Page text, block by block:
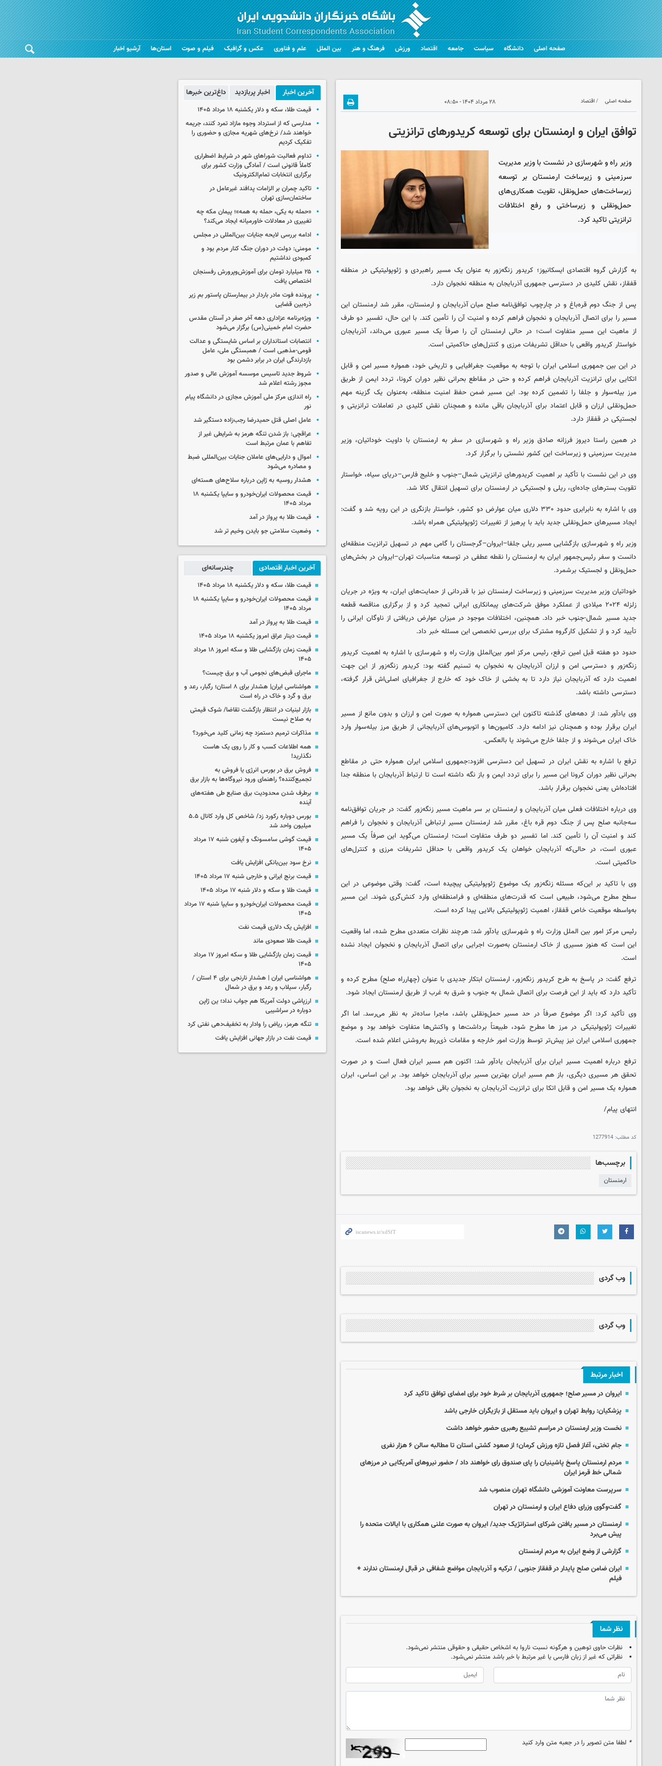
صفحه اصلی دانشگاه سیاست جامعه اقتصاد ورزش فرهنگ و هنر بین الملل علم و فناوری عکس و گرافیک فیلم و صوت استان‌ها آرشیو اخبار
صفحه اصلی اقتصاد ۲۸ مرداد ۱۴۰۴ - ۰۸:۵۰
توافق ایران و ارمنستان برای توسعه کریدورهای ترانزیتی
وزیر راه و شهرسازی در نشست با وزیر مدیریت
سرزمینی و زیرساخت ارمنستان بر توسعه
زیرساخت‌های حمل‌ونقل، تقویت همکاری‌های
حمل‌ونقلی و زیرساختی و رفع اختلافات
ترانزیتی تاکید کرد.
به گزارش گروه اقتصادیایسکانیوز؛ کریدور زنگه‌زور به عنوان یک مسیر راهبردی و ژئوپولیتیکی در منطقه
قفقاز، نقش کلیدی در دسترسی جمهوری آذربایجان به منطقه نخجوان دارد.
پس از جنگ دوم قره‌باغ و در چارچوب توافق‌نامه صلح میان آذربایجان و ارمنستان، مقرر شد ارمنستان این
مسیر را برای اتصال آذربایجان و نخجوان فراهم کرده و امنیت آن را تأمین کند. با این حال، تفسیر دو طرف
از ماهیت این مسیر متفاوت است؛ در حالی ارمنستان آن را صرفاً یک مسیر عبوری می‌داند، آذربایجان
خواستار کریدور واقعی با حداقل تشریفات مرزی و کنترل‌های حاکمیتی است.
در این بین جمهوری اسلامی ایران با توجه به موقعیت جغرافیایی و تاریخی خود، همواره مسیر امن و قابل
اتکایی برای ترانزیت آذربایجان فراهم کرده و حتی در مقاطع بحرانی نظیر دوران کرونا، تردد ایمن از طریق
مرز بیله‌سوار و جلفا را تضمین کرده بود. این مسیر ضمن حفظ امنیت منطقه، به‌عنوان یک گزینه مهم
حمل‌ونقلی ارزان و قابل اعتماد برای آذربایجان باقی مانده و همچنان نقش کلیدی در تعاملات ترانزیتی و
لجستیکی در قفقاز دارد.
در همین راستا دیروز فرزانه صادق وزیر راه و شهرسازی در سفر به ارمنستان با داویت خوداتیان، وزیر
مدیریت سرزمینی و زیرساخت این کشور نشستی را برگزار کرد.
وی در این نشست با تأکید بر اهمیت کریدورهای ترانزیتی شمال–جنوب و خلیج فارس–دریای سیاه، خواستار
تقویت بسترهای جاده‌ای، ریلی و لجستیکی در ارمنستان برای تسهیل انتقال کالا شد.
وی با اشاره به نابرابری حدود ۳۳۰ دلاری میان عوارض دو کشور، خواستار بازنگری در این رویه شد و گفت:
ایجاد مسیرهای حمل‌ونقلی جدید باید با پرهیز از تغییرات ژئوپولیتیکی همراه باشد.
وزیر راه و شهرسازی بازگشایی مسیر ریلی جلفا–ایروان–گرجستان را گامی مهم در تسهیل ترانزیت منطقه‌ای
دانست و سفر رئیس‌جمهور ایران به ارمنستان را نقطه عطفی در توسعه مناسبات تهران–ایروان در بخش‌های
حمل‌ونقل و لجستیک برشمرد.
خوداتیان وزیر مدیریت سرزمینی و زیرساخت ارمنستان نیز با قدردانی از حمایت‌های ایران، به ویژه در جریان
زلزله ۲۰۲۴ میلادی از عملکرد موفق شرکت‌های پیمانکاری ایرانی تمجید کرد و از برگزاری مناقصه قطعه
جدید مسیر شمال-جنوب خبر داد. همچنین، اختلافات موجود در میزان عوارض دریافتی از ناوگان ایرانی را
تأیید کرد و از تشکیل کارگروه مشترک برای بررسی تخصصی این مسئله خبر داد.
حدود دو هفته قبل امین ترفع، رئیس مرکز امور بین‌الملل وزارت راه و شهرسازی با اشاره به اهمیت کریدور
زنگه‌زور و دسترسی امن و ارزان آذربایجان به نخجوان به تسنیم گفته بود: کریدور زنگه‌زور از این جهت
اهمیت دارد که آذربایجان نیاز دارد تا به بخشی از خاک خود که خارج از جغرافیای اصلی‌اش قرار گرفته،
دسترسی داشته باشد.
وی یادآور شد: از دهه‌های گذشته تاکنون این دسترسی همواره به صورت امن و ارزان و بدون مانع از مسیر
ایران برقرار بوده و همچنان نیز ادامه دارد. کامیون‌ها و اتوبوس‌های آذربایجانی از طریق مرز بیله‌سوار وارد
خاک ایران می‌شوند و از جلفا خارج می‌شوند یا بالعکس.
ترفع با اشاره به نقش ایران در تسهیل این دسترسی افزود:جمهوری اسلامی ایران همواره حتی در مقاطع
بحرانی نظیر دوران کرونا این مسیر را برای تردد ایمن و باز نگه داشته است تا ارتباط آذربایجان با منطقه جدا
افتاده‌اش یعنی نخجوان برقرار باشد.
وی درباره اختلافات فعلی میان آذربایجان و ارمنستان بر سر ماهیت مسیر زنگه‌زور گفت: در جریان توافق‌نامه
سه‌جانبه صلح پس از جنگ دوم قره باغ، مقرر شد ارمنستان مسیر ارتباطی آذربایجان و نخجوان را فراهم
کند و امنیت آن را تأمین کند. اما تفسیر دو طرف متفاوت است؛ ارمنستان می‌گوید این صرفاً یک مسیر
عبوری است، در حالی‌که آذربایجان خواهان یک کریدور واقعی با حداقل تشریفات مرزی و کنترل‌های
حاکمیتی است.
وی با تاکید بر این‌که مسئله زنگه‌زور یک موضوع ژئوپولیتیکی پیچیده است، گفت: وقتی موضوعی در این
سطح مطرح می‌شود، طبیعی است که قدرت‌های منطقه‌ای و فرامنطقه‌ای وارد کنش‌گری شوند. این مسیر
به‌واسطه موقعیت خاص قفقاز، اهمیت ژئوپولیتیکی بالایی پیدا کرده است.
رئیس مرکز امور بین الملل وزارت راه و شهرسازی یادآور شد: هرچند نظرات متعددی مطرح شده، اما واقعیت
این است که هنوز مسیری از خاک ارمنستان به‌صورت اجرایی برای اتصال آذربایجان و نخجوان ایجاد نشده
است.
ترفع گفت: در پاسخ به طرح کریدور زنگه‌زور، ارمنستان ابتکار جدیدی با عنوان (چهارراه صلح) مطرح کرده و
تأکید دارد که باید از این فرصت برای اتصال شمال به جنوب و شرق به غرب از طریق ارمنستان ایجاد شود.
وی تأکید کرد: اگر موضوع صرفاً در حد مسیر حمل‌ونقلی باشد، ماجرا ساده‌تر به نظر می‌رسد. اما اگر
تغییرات ژئوپولیتیکی در مرز ها مطرح شود، طبیعتاً برداشت‌ها و واکنش‌ها متفاوت خواهد بود و موضع
جمهوری اسلامی ایران نیز پیش‌تر توسط وزارت امور خارجه و مقامات ذی‌ربط به‌روشنی اعلام شده است.
ترفع درباره اهمیت مسیر ایران برای آذربایجان یادآور شد: اکنون هم مسیر ایران فعال است و در صورت
تحقق هر مسیری دیگری، باز هم مسیر ایران بهترین مسیر برای آذربایجان خواهد بود. بر این اساس، ایران
همواره یک مسیر امن و قابل اتکا برای ترانزیت آذربایجان به نخجوان باقی خواهد بود.
انتهای پیام/
کد مطلب: 1277914
برچسب‌ها
ارمنستان
وب گردی
وب گردی
اخبار مرتبط
ایروان در مسیر صلح؛ جمهوری آذربایجان بر شرط خود برای امضای توافق تاکید کرد
پزشکیان: روابط تهران و ایروان باید مستقل از بازیگران خارجی باشد
نخست وزیر ارمنستان در مراسم تشییع رهبری حضور خواهد داشت
جام تختی، آغاز فصل تازه ورزش کرمان؛ از صعود کشتی استان تا مطالبه سالن ۶ هزار نفری
مردم ارمنستان پاسخ پاشینیان را پای صندوق رای خواهند داد / حضور نیروهای آمریکایی در مرزهای
شمالی خط قرمز ایران
سرپرست معاونت آموزشی دانشگاه تهران منصوب شد
گفت‌وگوی وزرای دفاع ایران و ارمنستان در تهران
ارمنستان در مسیر یافتن شرکای استراتژیک جدید/ ایروان به صورت علنی همکاری با ایالات متحده را
پیش می‌برد
گزارشی از وضع ایران به مردم ارمنستان
ایران ضامن صلح پایدار در قفقاز جنوبی / ترکیه و آذربایجان مواضع شفافی در قبال ارمنستان ندارند +
فیلم
نظر شما
نظرات حاوی توهین و هرگونه نسبت ناروا به اشخاص حقیقی و حقوقی منتشر نمی‌شود.
نظراتی که غیر از زبان فارسی یا غیر مرتبط با خبر باشد منتشر نمی‌شود.
* لطفا متن تصویر را در جعبه متن وارد کنید
آخرین اخبار اخبار پربازدید داغ‌ترین خبرها
قیمت طلا، سکه و دلار یکشنبه ۱۸ مرداد ۱۴۰۵
مدارسی که از استرداد وجوه مازاد تمرد کنند، جریمه
خواهند شد/ نرخ‌های شهریه مجازی و حضوری را
تفکیک کردیم
تداوم فعالیت شوراهای شهر در شرایط اضطراری
کاملاً قانونی است / آمادگی وزارت کشور برای
برگزاری انتخابات تمام‌الکترونیک
تاکید چمران بر الزامات پدافند غیرعامل در
ساختمان‌سازی تهران
«حمله به یکی، حمله به همه»؛ پیمان مکه چه
تغییری در معادلات خاورمیانه ایجاد می‌کند؟
ادامه بررسی لایحه جنایات بین‌المللی در مجلس
مومنی: دولت در دوران جنگ کنار مردم بود و
کمبودی نداشتیم
۲۵ میلیارد تومان برای آموزش‌وپرورش رفسنجان
اختصاص یافت
پرونده فوت مادر باردار در بیمارستان پاستور بم زیر
ذره‌بین قضایی
ویژه‌برنامه عزاداری دهه آخر صفر در آستان مقدس
حضرت امام خمینی(س) برگزار می‌شود
انتصابات استانداران بر اساس شایستگی و عدالت
قومی-مذهبی است / همبستگی ملی، عامل
بازدارندگی ایران در برابر دشمن بود
شروط جدید تاسیس موسسه آموزش عالی و صدور
مجوز رشته اعلام شد
راه اندازی مرکز ملی آموزش مجازی در دانشگاه پیام
نور
عامل اصلی قتل حمیدرضا رجب‌زاده دستگیر شد
عراقچی: باز شدن تنگه هرمز به شرایطی غیر از
تفاهم با عمان مرتبط است
اموال و دارایی‌های عاملان جنایات بین‌المللی ضبط
و مصادره می‌شود
هشدار روسیه به ژاپن درباره سلاح‌های هسته‌ای
قیمت محصولات ایران‌خودرو و سایپا یکشنبه ۱۸
مرداد ۱۴۰۵
قیمت طلا به پرواز در آمد
وضعیت سلامتی جو بایدن وخیم تر شد
آخرین اخبار اقتصادی چندرسانه‌ای
قیمت طلا، سکه و دلار یکشنبه ۱۸ مرداد ۱۴۰۵
قیمت محصولات ایران‌خودرو و سایپا یکشنبه ۱۸
مرداد ۱۴۰۵
قیمت طلا به پرواز در آمد
قیمت دینار عراق امروز یکشنبه ۱۸ مرداد ۱۴۰۵
قیمت زمان بازگشایی طلا و سکه امروز ۱۸ مرداد
۱۴۰۵
ماجرای قبض‌های نجومی آب و برق چیست؟
هواشناسی ایران| هشدار برای ۸ استان؛ رگبار، رعد و
برق و گرد و خاک در راه است
بازار لبنیات در انتظار بازگشت تقاضا/ شوک قیمتی
به صلاح نیست
مذاکرات ترمیم دستمزد چه زمانی کلید می‌خورد؟
همه اطلاعات کسب‌ و کار را روی یک هاست
نگذارید!
فروش برق در بورس انرژی یا فروش به
تجمیع‌کننده؟ راهنمای ورود نیروگاه‌ها به بازار برق
برطرف شدن محدودیت‌ برق صنایع طی هفته‌های
آینده
بورس دوباره رکورد زد/ شاخص کل وارد کانال ۵.۵
میلیون واحد شد
قیمت گوشی سامسونگ و آیفون شنبه ۱۷ مرداد
۱۴۰۵
نرخ سود بین‌بانکی افزایش یافت
قیمت برنج ایرانی و خارجی شنبه ۱۷ مرداد ۱۴۰۵
قیمت طلا و سکه و دلار شنبه ۱۷ مرداد ۱۴۰۵
قیمت محصولات ایران‌خودرو و سایپا شنبه ۱۷ مرداد
۱۴۰۵
افزایش یک دلاری قیمت نفت
قیمت طلا صعودی ماند
قیمت زمان بازگشایی طلا و سکه امروز ۱۷ مرداد
۱۴۰۵
هواشناسی ایران | هشدار نارنجی برای ۴ استان /
رگبار، سیلاب و رعد و برق در شمال
ارزپاشی دولت آمریکا هم جواب نداد؛ ین ژاپن
دوباره در سراشیبی
تنگه هرمز، ریاض را وادار به تخفیف‌دهی نفتی کرد
قیمت نفت در بازار جهانی افزایش یافت